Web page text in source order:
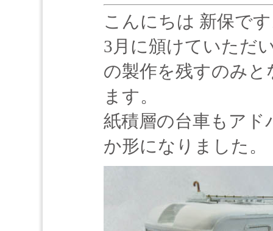
こんにちは 新保で
3月に頒けていただ
の製作を残すのみ
ます。
紙積層の台車もア
か形になりました。